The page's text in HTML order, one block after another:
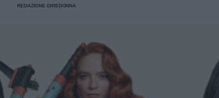
REDAZIONE DIREDONNA